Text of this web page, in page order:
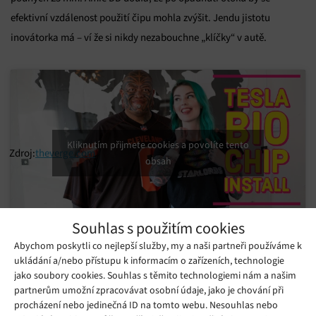
Souhlas s použitím cookies
Abychom poskytli co nejlepší služby, my a naši partneři používáme k
ukládání a/nebo přístupu k informacím o zařízeních, technologie
jako soubory cookies. Souhlas s těmito technologiemi nám a našim
partnerům umožní zpracovávat osobní údaje, jako je chování při
procházení nebo jedinečná ID na tomto webu. Nesouhlas nebo
efektivní vzdálenost použití čipu mohla zvýšit. Jendu jistotu
inovátorka má – ví že si nikdy nezabouchne „klíčky“ v autě.
Zdroj:theverge.com
Kliknutím přijmete cookies a povolíte tento
obsah
Mohlo by se vám líbit